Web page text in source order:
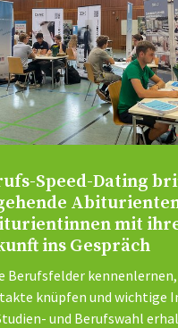
Speed-Dating
mit
ins Gespräch
Berufsfelder
knüpfen und wichtige
und Berufswahl